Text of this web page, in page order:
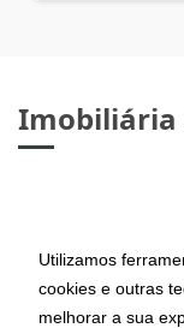
Utilizamos
cookies e outras
melhorar a sua